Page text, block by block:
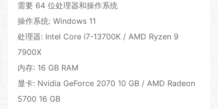
需要 64 位处理器和操作系统
操作系统: Windows 11
处理器: Intel Core i7-13700K / AMD Ryzen 9
7900X
内存: 16 GB RAM
显卡: Nvidia GeForce 2070 10 GB / AMD Radeon
5700 16 GB